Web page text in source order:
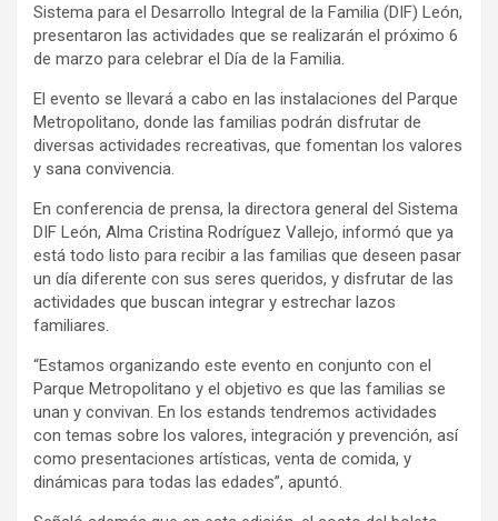
Sistema para el Desarrollo Integral de la Familia (DIF) León,
presentaron las actividades que se realizarán el próximo 6
de marzo para celebrar el Día de la Familia.
El evento se llevará a cabo en las instalaciones del Parque
Metropolitano, donde las familias podrán disfrutar de
diversas actividades recreativas, que fomentan los valores
y sana convivencia.
En conferencia de prensa, la directora general del Sistema
DIF León, Alma Cristina Rodríguez Vallejo, informó que ya
está todo listo para recibir a las familias que deseen pasar
un día diferente con sus seres queridos, y disfrutar de las
actividades que buscan integrar y estrechar lazos
familiares.
“Estamos organizando este evento en conjunto con el
Parque Metropolitano y el objetivo es que las familias se
unan y convivan. En los estands tendremos actividades
con temas sobre los valores, integración y prevención, así
como presentaciones artísticas, venta de comida, y
dinámicas para todas las edades”, apuntó.